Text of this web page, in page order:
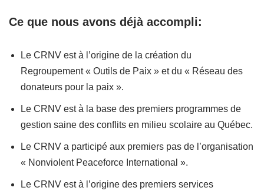
Ce que nous avons déjà accompli:
Le CRNV est à l’origine de la création du
Regroupement « Outils de Paix » et du « Réseau des
donateurs pour la paix ».
Le CRNV est à la base des premiers programmes de
gestion saine des conflits en milieu scolaire au Québec.
Le CRNV a participé aux premiers pas de l’organisation
« Nonviolent Peaceforce International ».
Le CRNV est à l’origine des premiers services